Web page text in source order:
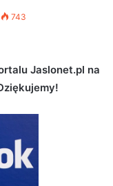
743
Jaslonet.pl na